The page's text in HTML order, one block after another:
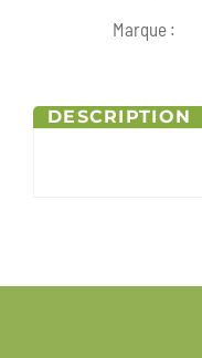
Marque :
DESCRIPTION